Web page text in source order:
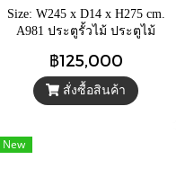
Size: W245 x D14 x H275 cm.
A981 ประตูรั้วไม้ ประตูไม้
ประตูโค้งกลางบาน
฿125,000
สั่งซื้อสินค้า
New